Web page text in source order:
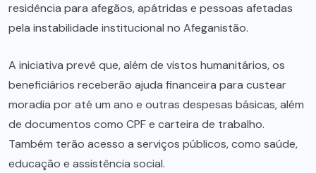
residência para afegãos, apátridas e pessoas afetadas
pela instabilidade institucional no Afeganistão.
A iniciativa prevê que, além de vistos humanitários, os
beneficiários receberão ajuda financeira para custear
moradia por até um ano e outras despesas básicas, além
de documentos como CPF e carteira de trabalho.
Também terão acesso a serviços públicos, como saúde,
educação e assistência social.